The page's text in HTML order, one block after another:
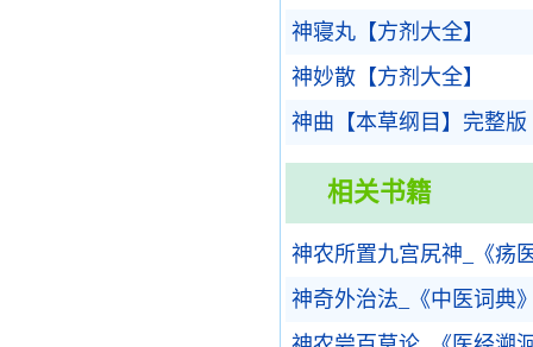
神寝丸【方剂大全】
神妙散【方剂大全】
神曲【本草纲目】完整版
相关书籍
神农所置九宫尻神_《疡
神奇外治法_《中医词典》